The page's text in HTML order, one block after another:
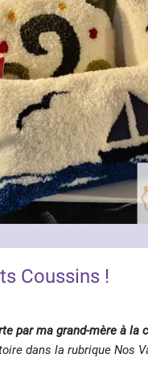
Coussins !
par ma grand-mère à
dans la rubrique Nos